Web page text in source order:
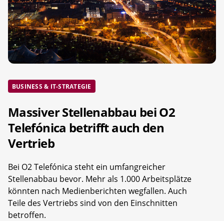
BUSINESS & IT-STRATEGIE
Massiver Stellenabbau bei O2
Telefónica betrifft auch den
Vertrieb
Bei O2 Telefónica steht ein umfangreicher
Stellenabbau bevor. Mehr als 1.000 Arbeitsplätze
könnten nach Medienberichten wegfallen. Auch
Teile des Vertriebs sind von den Einschnitten
betroffen.